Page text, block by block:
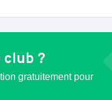
club ?
gratuitement pour